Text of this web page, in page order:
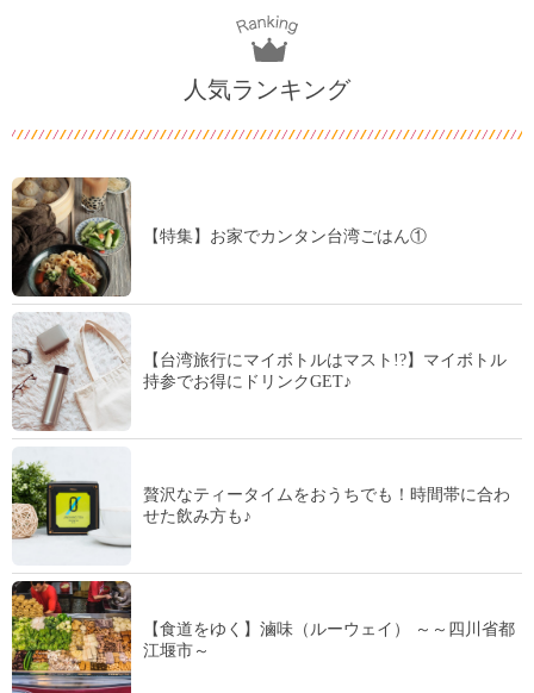
人気ランキング
【特集】お家でカンタン台湾ごはん①
【台湾旅行にマイボトルはマスト!?】マイボトル
持参でお得にドリンクGET♪
贅沢なティータイムをおうちでも！時間帯に合わ
せた飲み方も♪
【食道をゆく】滷味（ルーウェイ） ～～四川省都
江堰市～